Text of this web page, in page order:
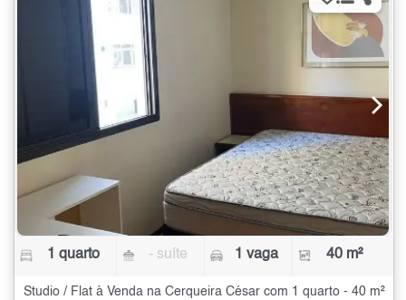
1 quarto - suíte 1 vaga 40 m²
Studio / Flat à Venda na Cerqueira César com 1 quarto - 40 m²